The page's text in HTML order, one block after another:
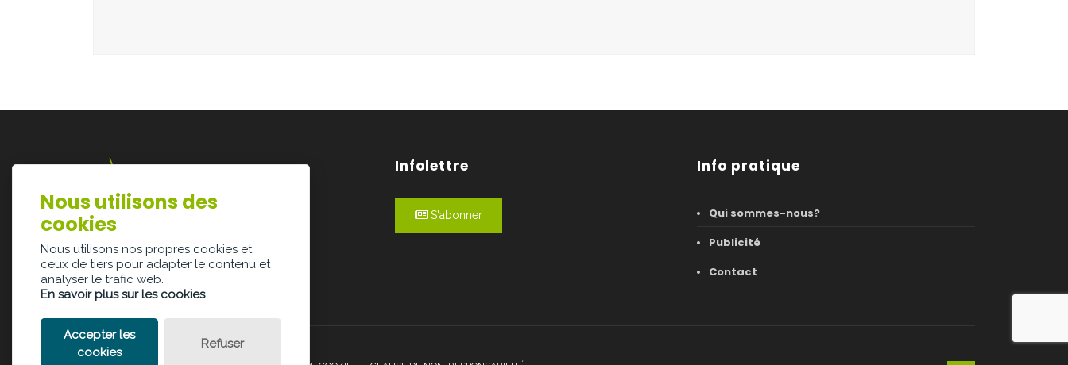
Lazarijstraat 168
3500 Hasselt
Infolettre
S'abonner
Info pratique
Qui sommes-nous?
Publicité
Contact
Nous utilisons des
cookies
Nous utilisons nos propres cookies et
ceux de tiers pour adapter le contenu et
analyser le trafic web.
En savoir plus sur les cookies
Accepter les
cookies
Refuser